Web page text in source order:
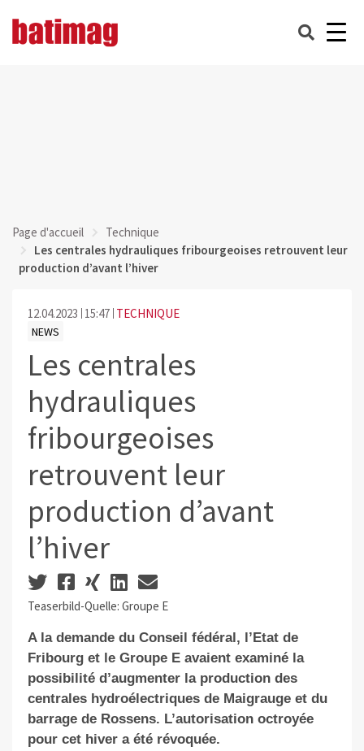
Page d'accueil
Technique
Les centrales hydrauliques fribourgeoises retrouvent leur
production d’avant l’hiver
12.04.2023 15:47 TECHNIQUE
NEWS
Les centrales
hydrauliques
fribourgeoises
retrouvent leur
production d’avant
l’hiver
Teaserbild-Quelle: Groupe E
A la demande du Conseil fédéral, l’Etat de
Fribourg et le Groupe E avaient examiné la
possibilité d’augmenter la production des
centrales hydroélectriques de Maigrauge et du
barrage de Rossens. L’autorisation octroyée
pour cet hiver a été révoquée.